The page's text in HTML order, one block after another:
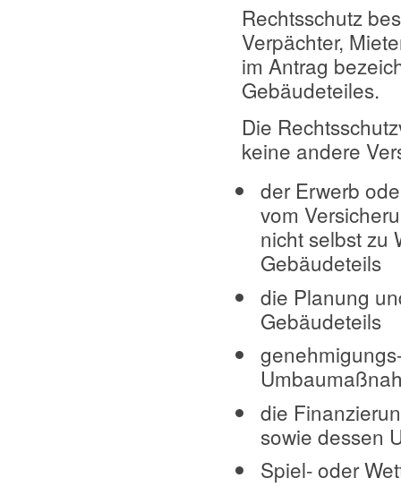
Rechtsschutz
Verpächter,
im Antrag
Gebäudeteiles.
Die
keine andere
der Erwerb
vom
nicht selbst zu
Gebäudeteils
die Planung
Gebäudeteils
die
sowie dessen
Spiel- oder